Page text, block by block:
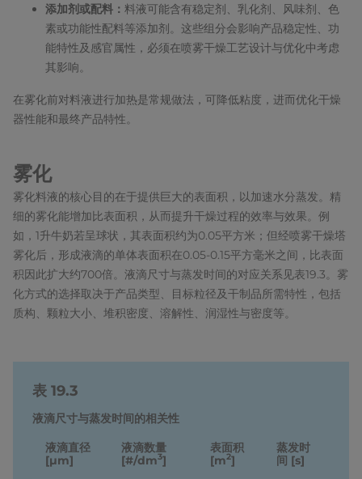
添加剂或配料： 料液可能含有稳定剂、乳化剂、风味剂、色
素或功能性配料等添加剂。这些组分会影响产品稳定性、功
能特性及感官属性，必须在喷雾干燥工艺设计与优化中考虑
其影响。
在雾化前对料液进行加热是常规做法，可降低粘度，进而优化干燥
器性能和最终产品特性。
雾化
雾化料液的核心目的在于提供巨大的表面积，以加速水分蒸发。精
细的雾化能增加比表面积，从而提升干燥过程的效率与效果。例
如，1升牛奶若呈球状，其表面积约为0.05平方米；但经喷雾干燥塔
雾化后，形成液滴的单体表面积在0.05-0.15平方毫米之间，比表面
积因此扩大约700倍。液滴尺寸与蒸发时间的对应关系见表19.3。雾
化方式的选择取决于产品类型、目标粒径及干制品所需特性，包括
质构、颗粒大小、堆积密度、溶解性、润湿性与密度等。
表 19.3
液滴尺寸与蒸发时间的相关性
液滴直径
[μm]
液滴数量
[#/dm3]
表面积
[m2]
蒸发时
间 [s]